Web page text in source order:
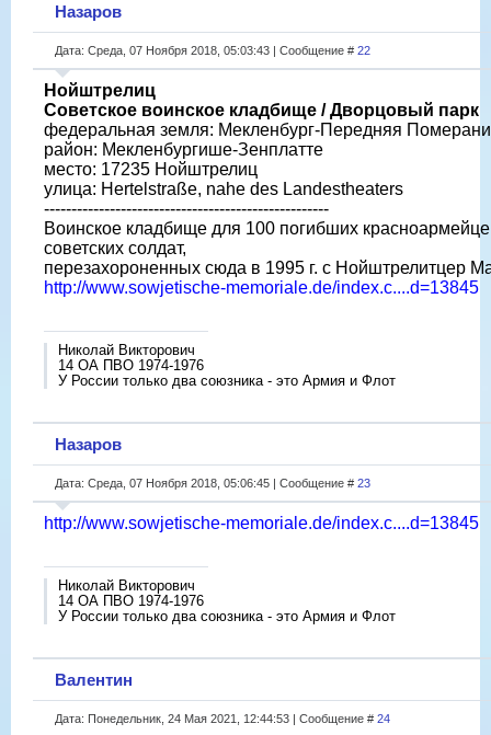
Назаров
Дата: Среда, 07 Ноября 2018, 05:03:43 | Сообщение # 22
Нойштрелиц
Советское воинское кладбище / Дворцовый парк
федеральная земля: Мекленбург-Передняя
район: Мекленбургише-Зенплатте
место: 17235 Нойштрелиц
улица: Hertelstraße, nahe des Landestheaters
----------------------------------------------------
Воинское кладбище для 100 погибших
советских солдат,
перезахороненных сюда в 1995 г. с Нойштрелитцер
http://www.sowjetische-memoriale.de/index.c....d=13845
Николай Викторович
14 ОА ПВО 1974-1976
У России только два союзника - это Армия и Флот
Назаров
Дата: Среда, 07 Ноября 2018, 05:06:45 | Сообщение # 23
http://www.sowjetische-memoriale.de/index.c....d=13845
Николай Викторович
14 ОА ПВО 1974-1976
У России только два союзника - это Армия и Флот
Валентин
Дата: Понедельник, 24 Мая 2021, 12:44:53 | Сообщение # 24